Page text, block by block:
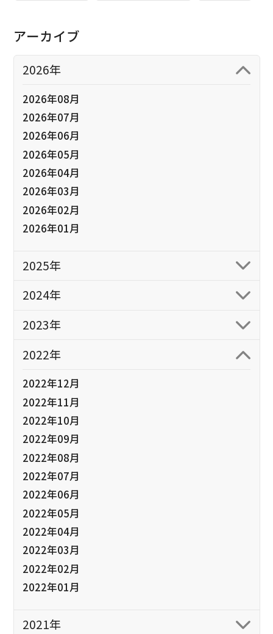
アーカイブ
2026年
2026年08月
2026年07月
2026年06月
2026年05月
2026年04月
2026年03月
2026年02月
2026年01月
2025年
2024年
2023年
2022年
2022年12月
2022年11月
2022年10月
2022年09月
2022年08月
2022年07月
2022年06月
2022年05月
2022年04月
2022年03月
2022年02月
2022年01月
2021年